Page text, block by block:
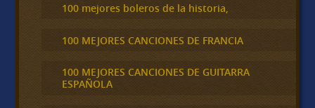
100 mejores boleros de la historia,
100 MEJORES CANCIONES DE FRANCIA
100 MEJORES CANCIONES DE GUITARRA
ESPAÑOLA